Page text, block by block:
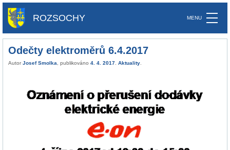
ROZSOCHY
Odečty elektroměrů 6.4.2017
Autor Josef Smolka , publikováno 4. 4. 2017 Aktuality